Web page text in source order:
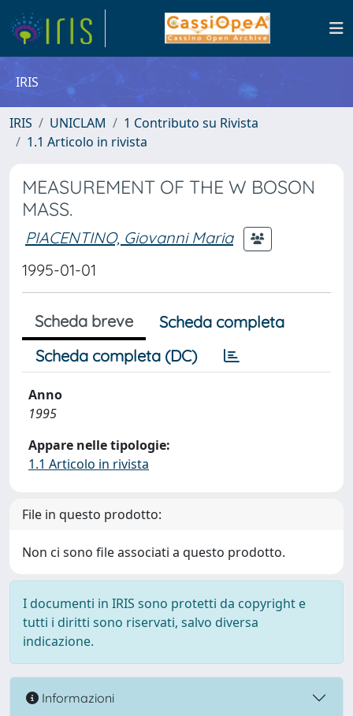
IRIS
IRIS UNICLAM
1 Contributo su Rivista
1.1 Articolo in rivista
MEASUREMENT OF THE W BOSON
MASS.
PIACENTINO, Giovanni Maria
1995-01-01
Scheda breve
Scheda completa
Scheda completa (DC)
Anno
1995
Appare nelle tipologie:
1.1 Articolo in rivista
File in questo prodotto:
Non ci sono file associati a questo prodotto.
I documenti in IRIS sono protetti da copyright e
tutti i diritti sono riservati, salvo diversa
indicazione.
Informazioni